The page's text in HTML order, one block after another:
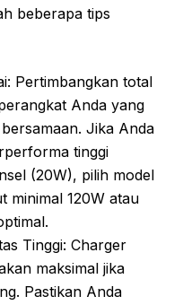
beberapa tips
Pertimbangkan total
Anda yang
Jika Anda
tinggi
(20W), pilih model
minimal 120W atau
Tinggi: Charger
maksimal jika
Pastikan Anda